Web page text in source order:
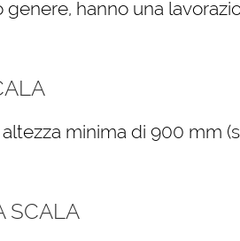
genere, hanno una
minima di 900 mm
SCALA